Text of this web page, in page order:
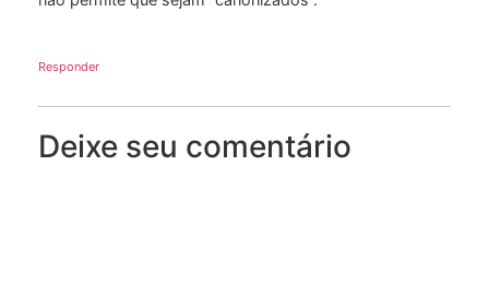
Responder
Deixe seu comentário